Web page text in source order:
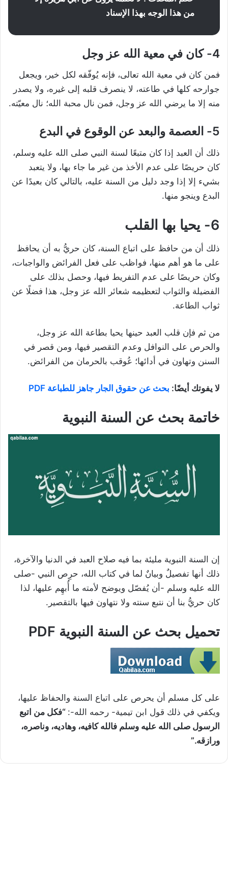
من هذا الوجه بهذا الإسناد
4- كان في معية الله عز وجل
فمن كان في معية الله تعالى، فإنه يُوفّقه لكل خير، ويجعل
جوارحه كلها في طاعته، لا ينصرف قلبه إلى غيره، ولا يصدر
منه إلا ما يرضي الله عز وجل، فمن نال محبة الله؛ نال معيّته.
5- العصمة والبعد عن الوقوع في البدع
ذلك أن العبد إذا كان متبعًا لسنة النبي صلى الله عليه وسلم،
كان حريصًا على عدم الأخذ من غير ما جاء بها، ولا يتعبد
بشيء إلا إذا وجد دليل من السنة عليه، بالتالي كان بعيدًا عن
البدع وينجو منها.
6- يحيا بها القلب
ذلك أن من حافظ على اتباع السنة، كان حريُّ به أن يحافظ
على ما هو أهم منها، فواظب على فعل الفرائض والواجبات،
وكان حريصًا على عدم التفريط فيها، وحصل بذلك على
الفضيلة والثواب لتعظيمه شعائر الله عز وجل، هذا فضلًا عن
ثواب الطاعة.
من ثم فإن قلب العبد حينها يحيا بطاعة الله عز وجل،
والحرص على النوافل وعدم التقصير فيها، ومن قصر في
السنن وتهاون في أدائها؛ عُوقب بالحرمان من الفرائض.
لا يفوتك أيضًا: بحث عن حقوق الجار جاهز للطباعة PDF
خاتمة بحث عن السنة النبوية
إن السنة النبوية مليئة بما فيه صلاح العبد في الدنيا والآخرة،
ذلك أنها تفصيلٌ وبيانٌ لما في كتاب الله، حرِص النبي -صلى
الله عليه وسلم -أن يُفصّل ويوضح لأمته ما أُبهِم عليها، لذا
كان حريُّ بنا أن نتبع سنته ولا نتهاون فيها بالتقصير.
تحميل بحث عن السنة النبوية PDF
على كل مسلم أن يحرص على اتباع السنة والحفاظ عليها،
ويكفي في ذلك قول ابن تيمية- رحمه الله-: “فكل من اتبع
الرسول صلى الله عليه وسلم فالله كافيه، وهاديه، وناصره،
ورازقه.”